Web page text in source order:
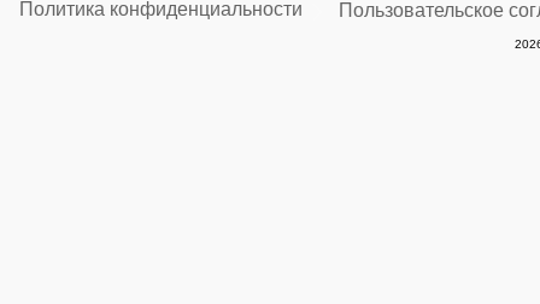
Политика конфиденциальности Пользовательское